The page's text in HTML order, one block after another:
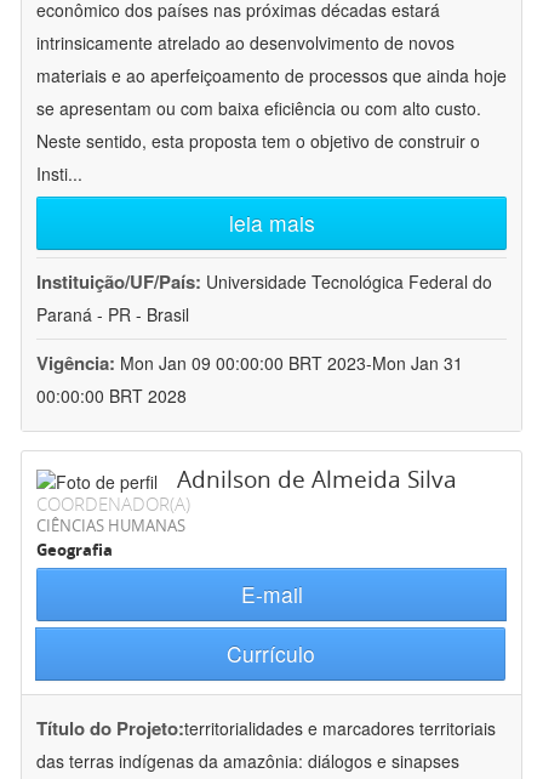
econômico dos países nas próximas décadas estará
intrinsicamente atrelado ao desenvolvimento de novos
materiais e ao aperfeiçoamento de processos que ainda hoje
se apresentam ou com baixa eficiência ou com alto custo.
Neste sentido, esta proposta tem o objetivo de construir o
Insti...
leia mais
Instituição/UF/País: Universidade Tecnológica Federal do
Paraná - PR - Brasil
Vigência: Mon Jan 09 00:00:00 BRT 2023-Mon Jan 31
00:00:00 BRT 2028
Adnilson de Almeida Silva
COORDENADOR(A)
CIÊNCIAS HUMANAS
Geografia
E-mail
Currículo
Título do Projeto:territorialidades e marcadores territoriais
das terras indígenas da amazônia: diálogos e sinapses